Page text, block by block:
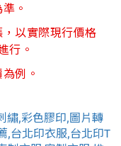
。
以實際現行價格
行。
例。